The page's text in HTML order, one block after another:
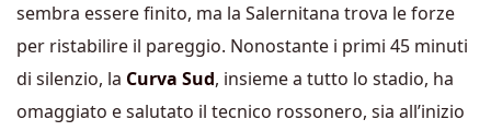
sembra essere finito, ma la Salernitana trova le forze
per ristabilire il pareggio. Nonostante i primi 45 minuti
di silenzio, la Curva Sud, insieme a tutto lo stadio, ha
omaggiato e salutato il tecnico rossonero, sia all’inizio